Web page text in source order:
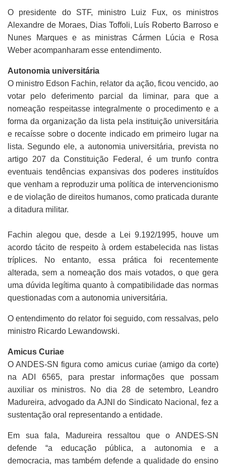
O presidente do STF, ministro Luiz Fux, os ministros
Alexandre de Moraes, Dias Toffoli, Luís Roberto Barroso e
Nunes Marques e as ministras Cármen Lúcia e Rosa
Weber acompanharam esse entendimento.
Autonomia universitária
O ministro Edson Fachin, relator da ação, ficou vencido, ao
votar pelo deferimento parcial da liminar, para que a
nomeação respeitasse integralmente o procedimento e a
forma da organização da lista pela instituição universitária
e recaísse sobre o docente indicado em primeiro lugar na
lista. Segundo ele, a autonomia universitária, prevista no
artigo 207 da Constituição Federal, é um trunfo contra
eventuais tendências expansivas dos poderes instituídos
que venham a reproduzir uma política de intervencionismo
e de violação de direitos humanos, como praticada durante
a ditadura militar.
Fachin alegou que, desde a Lei 9.192/1995, houve um
acordo tácito de respeito à ordem estabelecida nas listas
tríplices. No entanto, essa prática foi recentemente
alterada, sem a nomeação dos mais votados, o que gera
uma dúvida legítima quanto à compatibilidade das normas
questionadas com a autonomia universitária.
O entendimento do relator foi seguido, com ressalvas, pelo
ministro Ricardo Lewandowski.
Amicus Curiae
O ANDES-SN figura como amicus curiae (amigo da corte)
na ADI 6565, para prestar informações que possam
auxiliar os ministros. No dia 28 de setembro, Leandro
Madureira, advogado da AJNl do Sindicato Nacional, fez a
sustentação oral representando a entidade.
Em sua fala, Madureira ressaltou que o ANDES-SN
defende “a educação pública, a autonomia e a
democracia, mas também defende a qualidade do ensino